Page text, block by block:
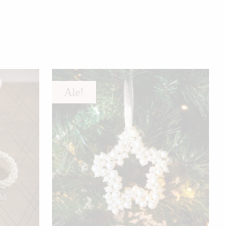
Ale! KATSO PIKANÄKYMÄ